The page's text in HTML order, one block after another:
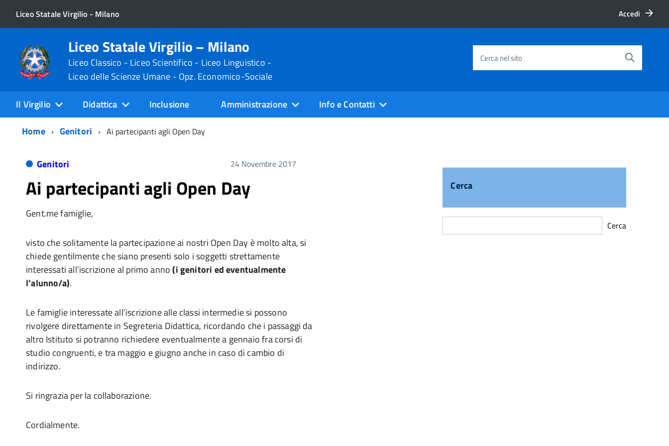
Liceo Statale Virgilio - Milano Accedi
Liceo Statale Virgilio – Milano
Liceo Classico - Liceo Scientifico - Liceo Linguistico -
Liceo delle Scienze Umane - Opz. Economico-Sociale
Cerca nel sito
Il Virgilio Didattica Inclusione Amministrazione
Info e Contatti
Home
Genitori Ai partecipanti agli Open Day
Genitori 24 Novembre 2017
Ai partecipanti agli Open Day
Gent.me famiglie,
visto che solitamente la partecipazione ai nostri Open Day è molto alta, si
chiede gentilmente che siano presenti solo i soggetti strettamente
interessati all’iscrizione al primo anno(i genitori ed eventualmente
l’alunno/a).
Le famiglie interessate all’iscrizione alle classi intermedie si possono
rivolgere direttamente in Segreteria Didattica, ricordando che i passaggi da
altro Istituto si potranno richiedere eventualmente a gennaio fra corsi di
studio congruenti, e tra maggio e giugno anche in caso di cambio di
indirizzo.
Si ringrazia per la collaborazione.
Cordialmente.
Cerca
Cerca